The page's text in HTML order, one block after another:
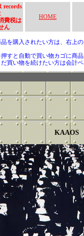
records
費税は
ん
HOME
を購入されたい方は、右上
すと自動で買い物カゴに商
買い物を続けたい方は会計
KAAOS